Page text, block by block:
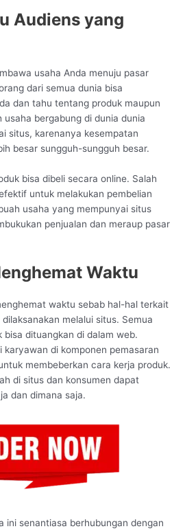
Audiens yang
usaha Anda menuju pasar
dari semua dunia bisa
dan tahu tentang produk maupun
usaha bergabung di dunia dunia
situs, karenanya kesempatan
besar sungguh-sungguh besar.
bisa dibeli secara online. Salah
untuk melakukan pembelian
usaha yang mempunyai situs
penjualan dan meraup pasar
Waktu
waktu sebab hal-hal terkait
melalui situs. Semua
bisa dituangkan di dalam web.
karyawan di komponen pemasaran
membeberkan cara kerja produk.
di situs dan konsumen dapat
dan dimana saja.
ini senantiasa berhubungan dengan